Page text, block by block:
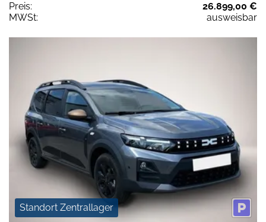
Preis:
26.899,00 €
MWSt:
ausweisbar
Standort Zentrallager